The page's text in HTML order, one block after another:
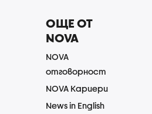
ОЩЕ ОТ
NOVA
NOVA
отговорност
NOVA Кариери
News in English